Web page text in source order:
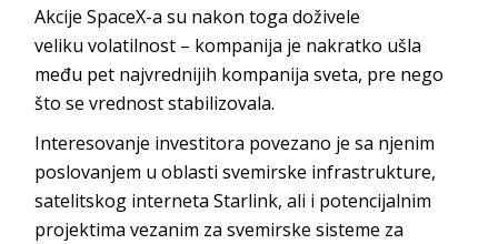
Akcije SpaceX-a su nakon toga doživele
veliku volatilnost – kompanija je nakratko ušla
među pet najvrednijih kompanija sveta, pre nego
što se vrednost stabilizovala.
Interesovanje investitora povezano je sa njenim
poslovanjem u oblasti svemirske infrastrukture,
satelitskog interneta Starlink, ali i potencijalnim
projektima vezanim za svemirske sisteme za